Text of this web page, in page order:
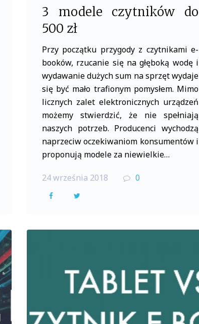
3 modele czytników do
500 zł
Przy początku przygody z czytnikami e-
booków, rzucanie się na głęboką wodę i
wydawanie dużych sum na sprzęt wydaje
się być mało trafionym pomysłem. Mimo
licznych zalet elektronicznych urządzeń
możemy stwierdzić, że nie spełniają
naszych potrzeb. Producenci wychodzą
naprzeciw oczekiwaniom konsumentów i
proponują modele za niewielkie…
24 września 2018 0
F
c
k
i
e